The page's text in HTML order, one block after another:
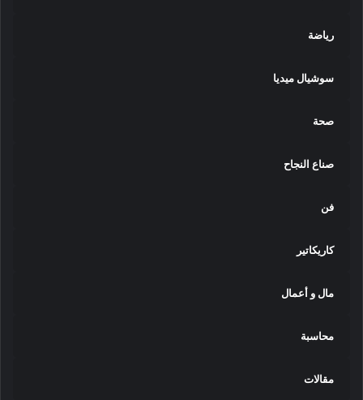
رياضة
سوشيال ميديا
صحة
صناع النجاح
فن
كاريكاتير
مال و أعمال
محاسبة
مقالات